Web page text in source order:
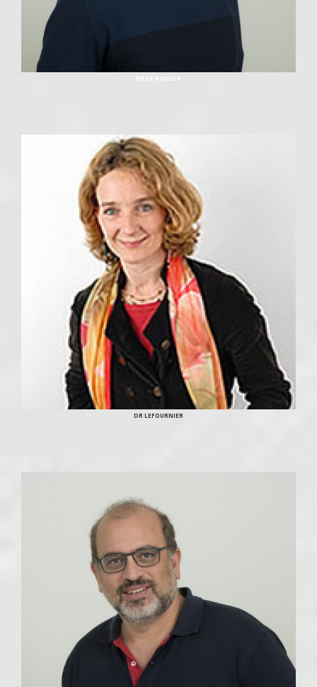
DR LE RUMEUR
DR LEFOURNIER